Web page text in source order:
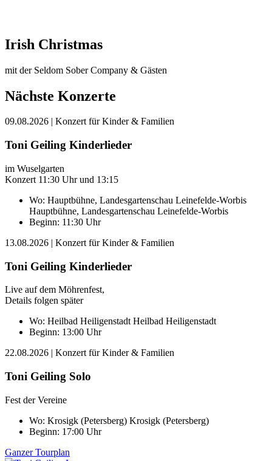
Irish Christmas
mit der Seldom Sober Company & Gästen
Nächste Konzerte
09.08.2026 | Konzert für Kinder & Familien
Toni Geiling Kinderlieder
im Wuselgarten
Konzert 11:30 Uhr und 13:15
Wo: Hauptbühne, Landesgartenschau Leinefelde-Worbis
Hauptbühne, Landesgartenschau Leinefelde-Worbis
Beginn: 11:30 Uhr
13.08.2026 | Konzert für Kinder & Familien
Toni Geiling Kinderlieder
Live auf dem Möhrenfest,
Details folgen später
Wo: Heilbad Heiligenstadt Heilbad Heiligenstadt
Beginn: 13:00 Uhr
22.08.2026 | Konzert für Kinder & Familien
Toni Geiling Solo
Fest der Vereine
Wo: Krosigk (Petersberg) Krosigk (Petersberg)
Beginn: 17:00 Uhr
Ganzer Tourplan